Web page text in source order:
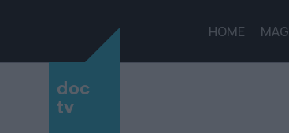
doc
tv
HOME MAG